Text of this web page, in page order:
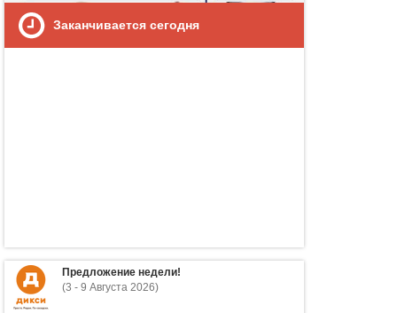
Заканчивается сегодня
Предложение недели!
(3 - 9 Августа 2026)